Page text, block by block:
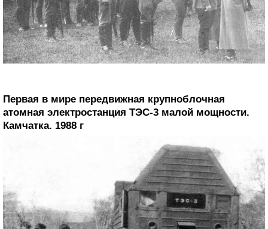
Первая в мире передвижная крупноблочная
атомная электростанция ТЭС-3 малой мощности.
Камчатка. 1988 г